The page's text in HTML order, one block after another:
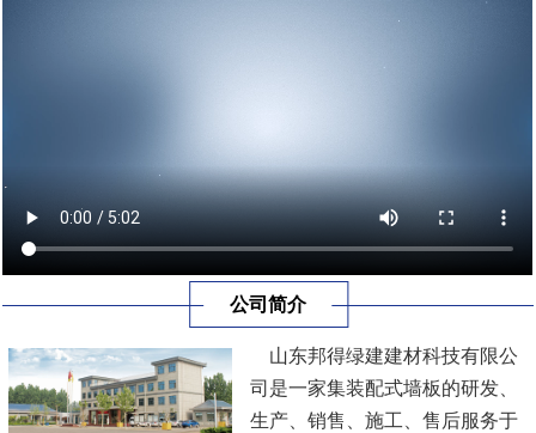
公司简介
山东邦得绿建建材科技有限公
司是一家集装配式墙板的研发、
生产、销售、施工、售后服务于